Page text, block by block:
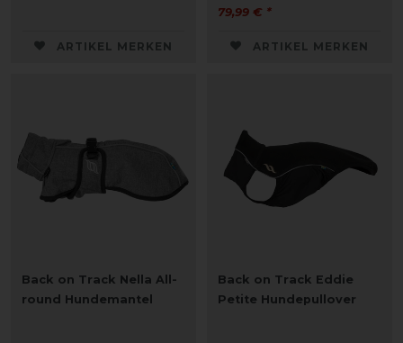
ARTIKEL MERKEN
79,99 € *
ARTIKEL MERKEN
Back on Track Nella All-
round Hundemantel
Back on Track Eddie
Petite Hundepullover